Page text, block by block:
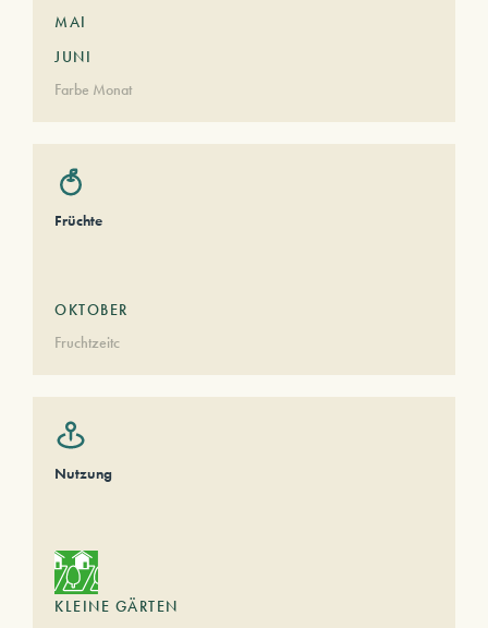
MAI
JUNI
Farbe Monat
Früchte
OKTOBER
Fruchtzeitc
Nutzung
KLEINE GÄRTEN